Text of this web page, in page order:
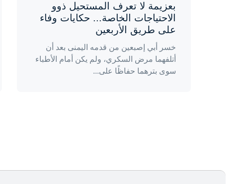
بعزيمة لا تعرف المستحيل ذوو
الاحتياجات الخاصة... حكايات وفاء
على طريق الأربعين
خسر أبي إصبعين من قدمه اليمنى بعد أن
أتلفهما مرض السكري، ولم يكن أمام الأطباء
سوى بترهما حفاظًا على...